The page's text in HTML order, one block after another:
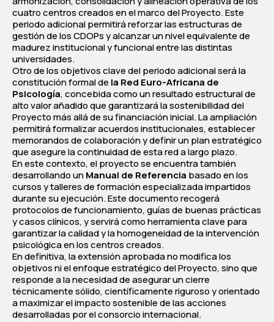
cuatro centros creados en el marco del Proyecto. Este
periodo adicional permitirá reforzar las estructuras de
gestión de los CDOPs y alcanzar un nivel equivalente de
madurez institucional y funcional entre las distintas
universidades.
Otro de los objetivos clave del periodo adicional será la
constitución formal de la Red Euro-Africana de
Psicología, concebida como un resultado estructural de
alto valor añadido que garantizará la sostenibilidad del
Proyecto más allá de su financiación inicial. La ampliación
permitirá formalizar acuerdos institucionales, establecer
memorandos de colaboración y definir un plan estratégico
que asegure la continuidad de esta red a largo plazo.
En este contexto, el proyecto se encuentra también
desarrollando unManual de Referencia basado en los
cursos y talleres de formación especializada impartidos
durante su ejecución. Este documento recogerá
protocolos de funcionamiento, guías de buenas prácticas
y casos clínicos, y servirá como herramienta clave para
garantizar la calidad y la homogeneidad de la intervención
psicológica en los centros creados.
En definitiva, la extensión aprobada no modifica los
objetivos ni el enfoque estratégico del Proyecto, sino que
responde a la necesidad de asegurar un cierre
técnicamente sólido, científicamente riguroso y orientado
a maximizar el impacto sostenible de las acciones
desarrolladas por el consorcio internacional.